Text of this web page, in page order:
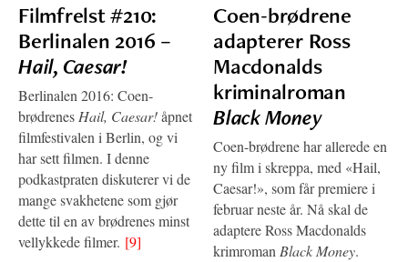
Filmfrelst #210:
Berlinalen 2016 –
Hail, Caesar!
Berlinalen 2016: Coen-
brødrenes Hail, Caesar!åpnet
filmfestivalen i Berlin, og vi
har sett filmen. I denne
podkastpraten diskuterer vi de
mange svakhetene som gjør
dette til en av brødrenes minst
vellykkede filmer. [9]
Coen-brødrene
adapterer Ross
Macdonalds
kriminalroman
Black Money
Coen-brødrene har allerede en
ny film i skreppa, med «Hail,
Caesar!», som får premiere i
februar neste år. Nå skal de
adaptere Ross Macdonalds
krimroman Black Money.